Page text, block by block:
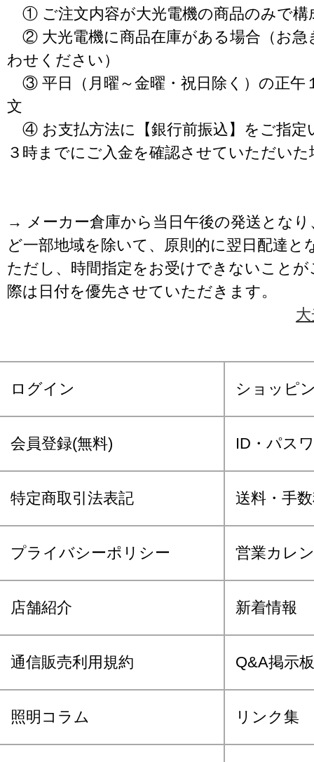
① ご注文内容が大光電機の商品のみで構
② 大光電機に商品在庫がある場合（お急
わせください）
③ 平日（月曜～金曜・祝日除く）の正午
文
④ お支払方法に【銀行前振込】をご指定
３時までにご入金を確認させていただいた
→ メーカー倉庫から当日午後の発送となり
ど一部地域を除いて、原則的に翌日配達と
ただし、時間指定をお受けできないこと
際は日付を優先させていただきます。
ログイン ショッピ
会員登録(無料) ID・パス
特定商取引法表記 送料・手
プライバシーポリシー 営業カレ
店舗紹介 新着情報
通信販売利用規約 Q&A掲示板
照明コラム リンク集